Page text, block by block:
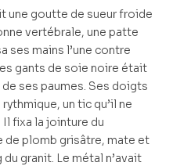
une goutte de sueur froide
vertébrale, une patte
ses mains l’une contre
gants de soie noire était
ses paumes. Ses doigts
un tic qu’il ne
fixa la jointure du
de plomb grisâtre, mate et
granit. Le métal n’avait